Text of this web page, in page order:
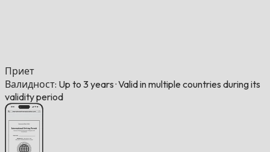
Приет
Валидност: Up to 3 years ·Valid in multiple countries during its
validity period